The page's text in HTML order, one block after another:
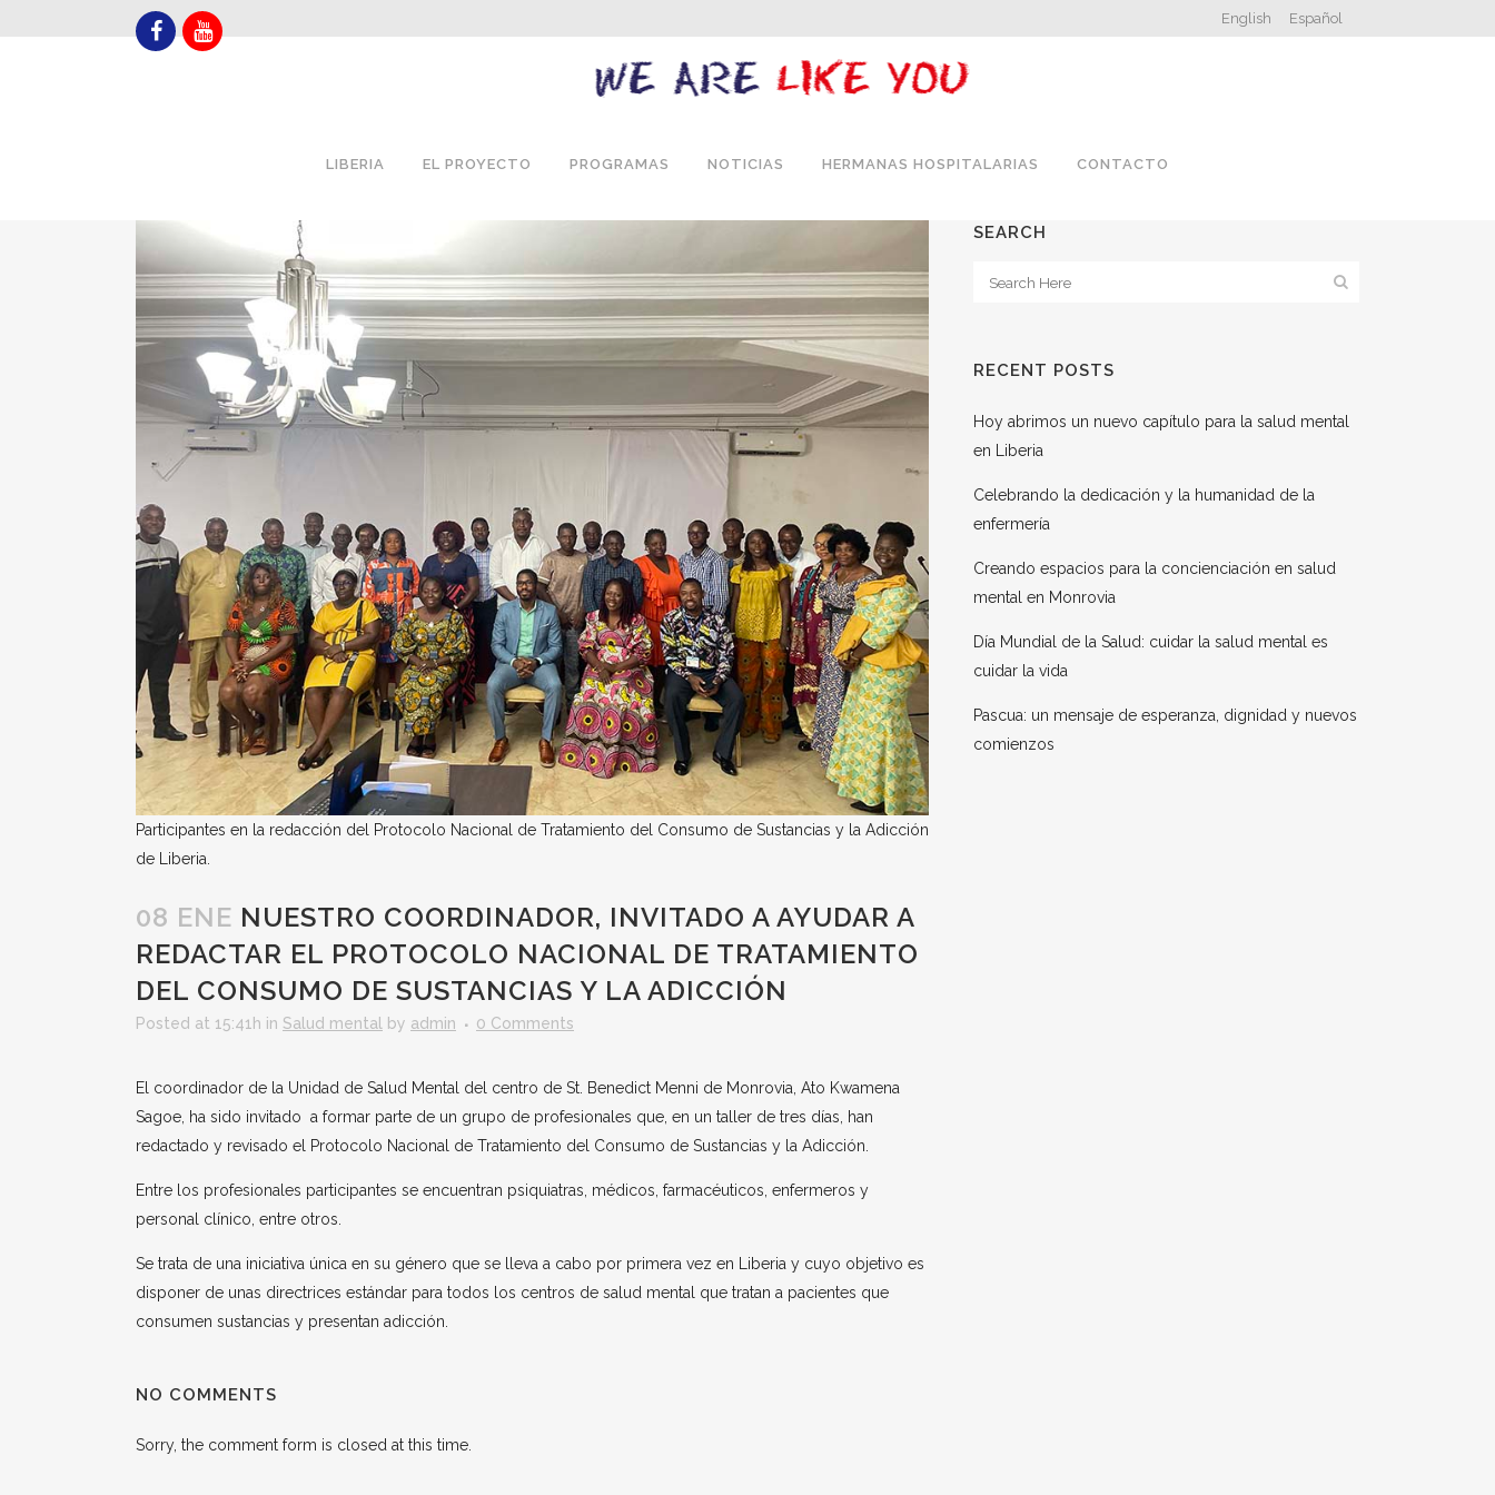
English Español
LIBERIA EL PROYECTO PROGRAMAS NOTICIAS HERMANAS HOSPITALARIAS CONTACTO
Participantes en la redacción del Protocolo Nacional de Tratamiento del Consumo de Sustancias y la Adicción
de Liberia.
08 ENE NUESTRO COORDINADOR, INVITADO A AYUDAR A
REDACTAR EL PROTOCOLO NACIONAL DE TRATAMIENTO
DEL CONSUMO DE SUSTANCIAS Y LA ADICCIÓN
Posted at 15:41h in Salud mental by admin 0 Comments
El coordinador de la Unidad de Salud Mental del centro de St. Benedict Menni de Monrovia, Ato Kwamena
Sagoe, ha sido invitado a formar parte de un grupo de profesionales que, en un taller de tres días, han
redactado y revisado el Protocolo Nacional de Tratamiento del Consumo de Sustancias y la Adicción.
Entre los profesionales participantes se encuentran psiquiatras, médicos, farmacéuticos, enfermeros y
personal clínico, entre otros.
Se trata de una iniciativa única en su género que se lleva a cabo por primera vez en Liberia y cuyo objetivo es
disponer de unas directrices estándar para todos los centros de salud mental que tratan a pacientes que
consumen sustancias y presentan adicción.
NO COMMENTS
Sorry, the comment form is closed at this time.
SEARCH
RECENT POSTS
Hoy abrimos un nuevo capítulo para la salud mental
en Liberia
Celebrando la dedicación y la humanidad de la
enfermería
Creando espacios para la concienciación en salud
mental en Monrovia
Día Mundial de la Salud: cuidar la salud mental es
cuidar la vida
Pascua: un mensaje de esperanza, dignidad y nuevos
comienzos